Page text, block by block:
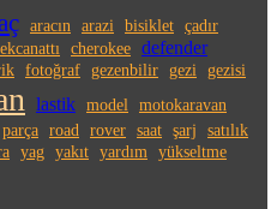
aracın arazi bisiklet çadır
cherokee defender
fotoğraf gezenbilir gezi
gezisi
lastik model motokaravan
parça road rover saat şarj
satılık
yag yakıt yardım yükseltme